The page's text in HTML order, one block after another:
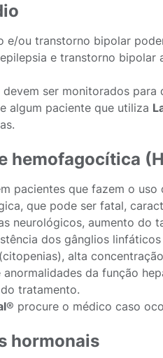
e/ou transtorno bipolar
e transtorno
ser monitorados
algum paciente que utiliza
hemofagocítica
pacientes que fazem o uso
que pode ser fatal,
neurológicos, aumento do
dos gânglios
alta
da função
tratamento.
® procure o médico caso
hormonais